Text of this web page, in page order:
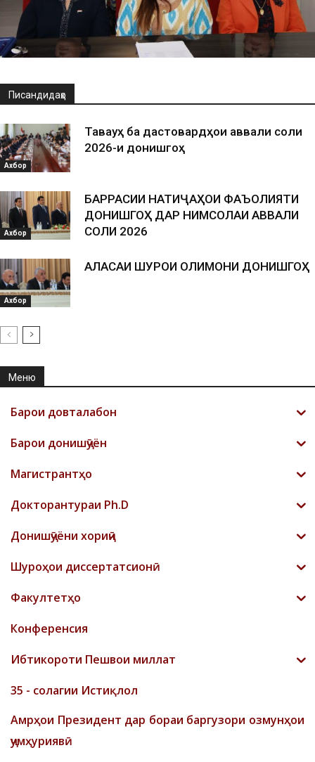
Писандидаҳо
Ахбор
Таваҷҷуҳ ба дастовардҳои аввали соли
2026-и донишгоҳ
Ахбор
БАРРАСИИ НАТИҶАҲОИ ФАЪОЛИЯТИ
ДОНИШГОҲ ДАР НИМСОЛАИ АВВАЛИ
СОЛИ 2026
Ахбор
АЛАСАИ ШУРОИ ОЛИМОНИ ДОНИШГОҲ
Меню
Барои довталабон
Барои донишҷӯён
Магистрантҳо
Докторантураи Ph.D
Донишҷӯёни хориҷӣ
Шyроҳои диссертатсионӣ
Факултетҳо
Конференсия
Ибтикороти Пешвои миллат
35 - солагии Истиқлол
Амрҳои Президент дар бораи баргузори озмунҳои
ҷумҳуриявӣ